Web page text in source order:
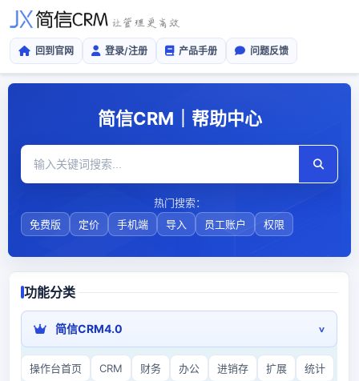
回到官网 登录/注册 产品手册 问题反馈
简信CRM｜帮助中心
热门搜索：
免费版
定价 手机端 导入 员工账户 权限
功能分类
简信CRM4.0
操作台首页 CRM 财务 办公 进销存 扩展 统计